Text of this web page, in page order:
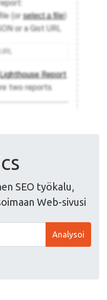
SEO työkalu,
Web-sivusi
Analysoi